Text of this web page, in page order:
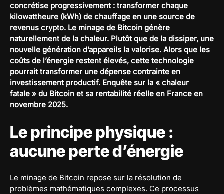
concrétise progressivement : transformer chaque
kilowattheure (kWh) de chauffage en une source de
revenus crypto. Le minage de Bitcoin génère
naturellement de la chaleur. Plutôt que de la dissiper, une
nouvelle génération d’appareils la valorise. Alors que les
coûts de l’énergie restent élevés, cette technologie
pourrait transformer une dépense contrainte en
investissement productif. Enquête sur la « chaleur
fatale » du Bitcoin et sa rentabilité réelle en France en
novembre 2025.
Le principe physique :
aucune perte d’énergie
Le minage de Bitcoin repose sur la résolution de
problèmes mathématiques complexes. Ce processus